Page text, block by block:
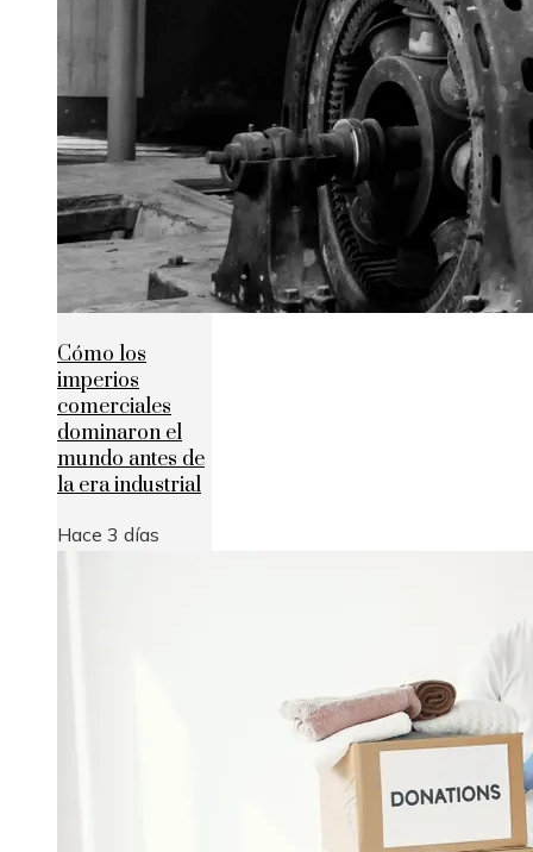
Cómo los
imperios
comerciales
dominaron el
mundo antes de
la era industrial
Hace 3 días